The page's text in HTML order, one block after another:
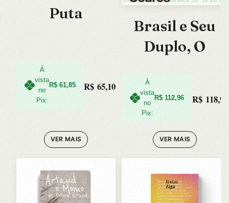
Puta
À
vista
no
Pix:
R$ 61,85 R$ 65,10
VER MAIS
Brasil e Seu
Duplo, O
À
vista
no
Pix:
R$ 112,96 R$ 118,90
VER MAIS